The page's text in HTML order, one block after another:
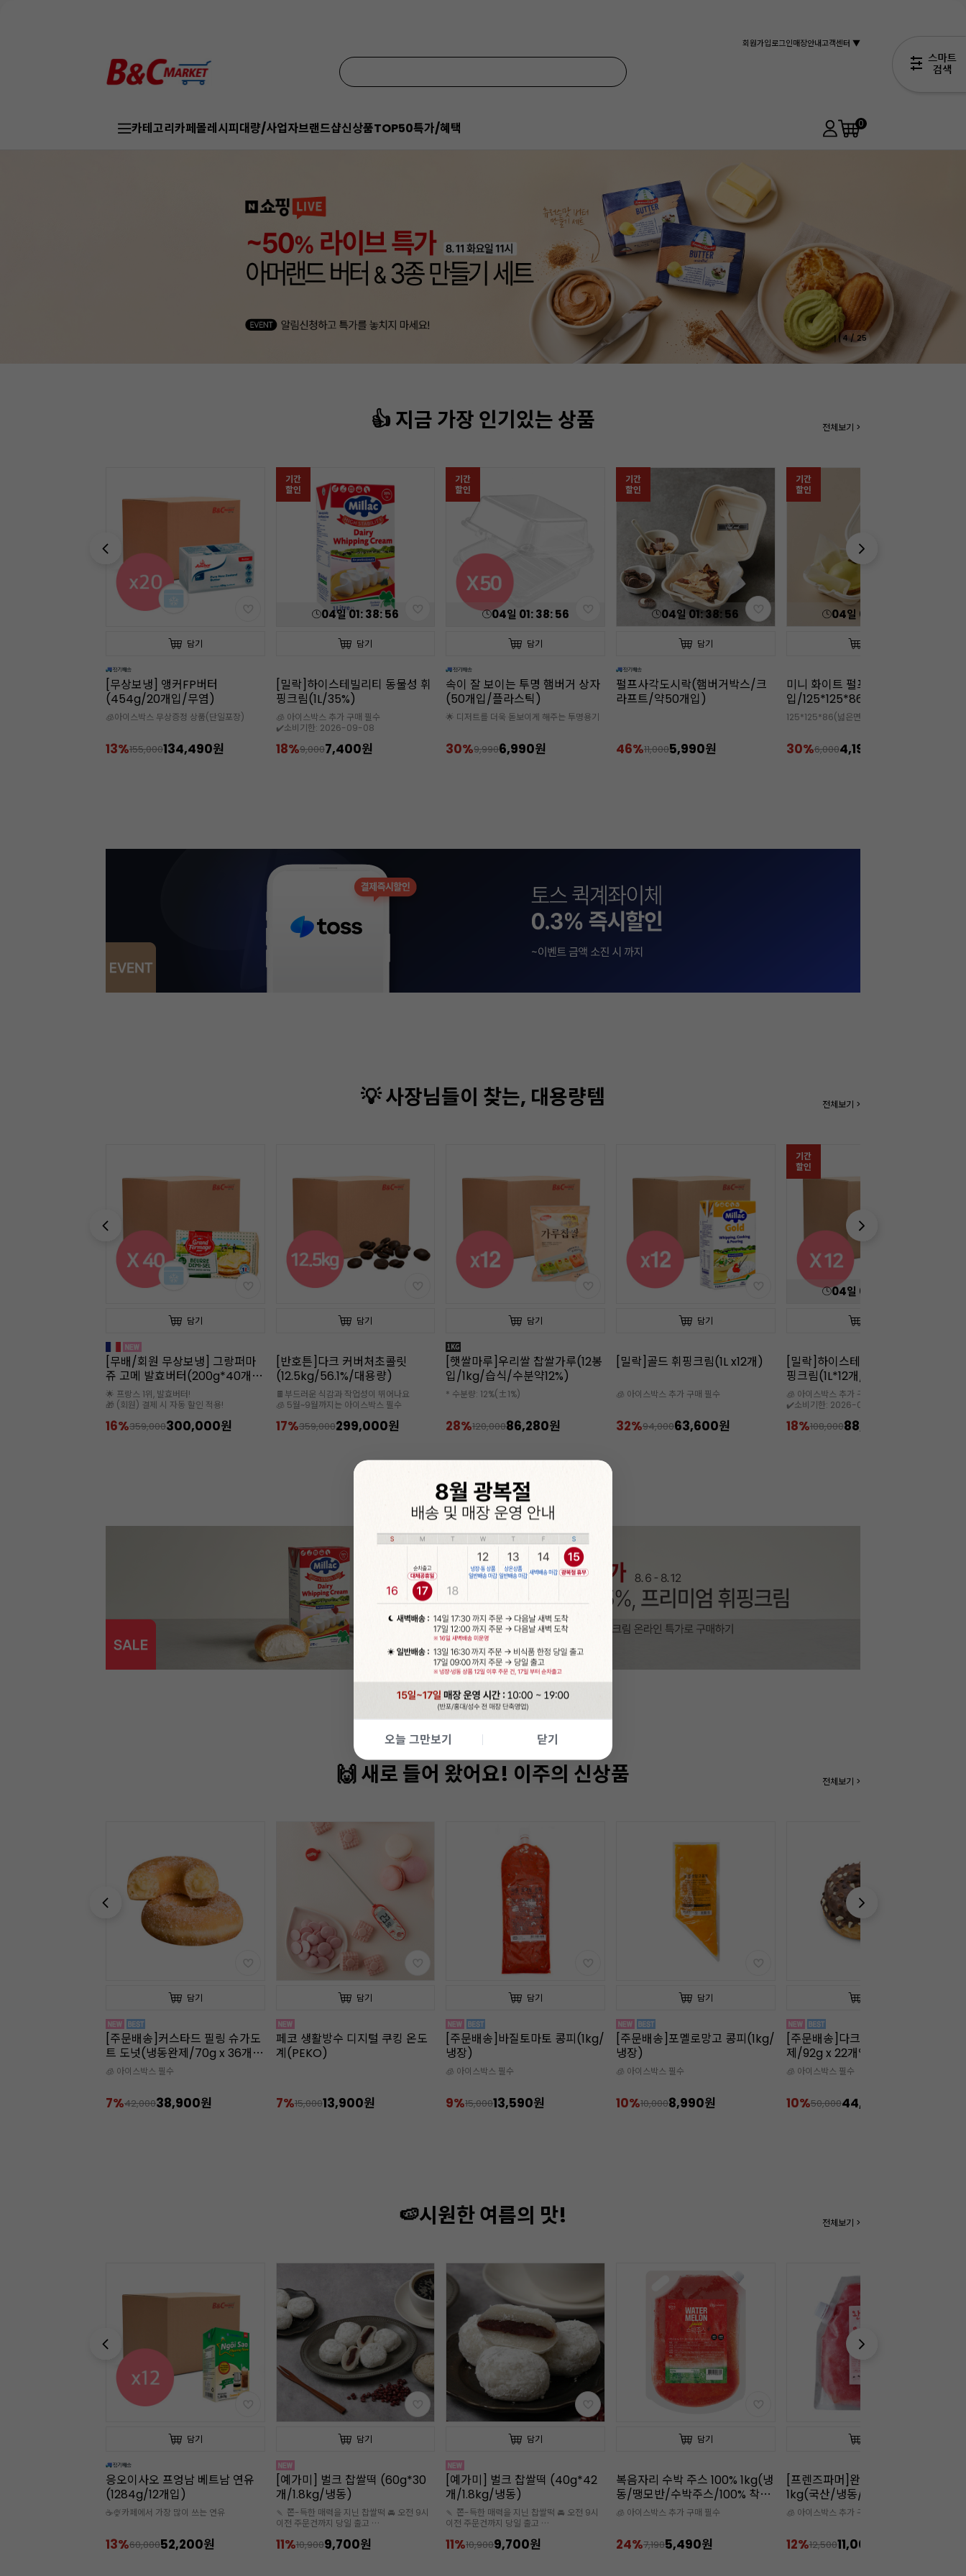
오늘 그만보기 닫기
회원가입로그인매장안내고객센터 ▼
카테고리카페몰레시피대량/사업자브랜드샵신상품TOP50특가/혜택 0
5/25
👍 지금 가장 인기있는 상품 전체보기 >
04
담기
[밀락]하이스테빌리티 동물성 휘
핑크림(1L/35%)
🧊 아이스박스 추가 구매 필수
18%9,0007,400원
기간
할인
04일01:38:54
담기
속이 잘 보이는 투명 햄버거 상자
(50개입/플라스틱)
🌟 디저트를 더욱 돋보이게 해주는 투명용기
30%9,9906,990원
기간
할인
04일01:38:54
담기
펄프사각도시락(햄버거박스/크
라프트/약50개입)
46%11,0005,990원
기간
할인
04일01:38 :54
담기
미니 화이트 펄프 도시락 (50개
입/125*125*86)
30%6,0004,190원
[무배/회원 아이스박스 무료]끼
리 크림치즈(1kgx12개)
🧊 회원 아이스박스 무상 증정 상품
22%299,900234,000원
💡 사장님들이 찾는, 대용량템 전체보기 >
담기
[반호튼]다크 커버처초콜릿
(12.5kg/56.1%/대용량)
🍫부드러운 식감과 작업성이 뛰어나요
🧊 5월~9월까지는 아이스박스 필수
17%359,000299,000원
담기
[햇쌀마루]우리쌀 찹쌀가루(12봉
입/1kg/습식/수분약12%)
* 수분량: 12%(±1%)
28%120,00086,280원
담기
[밀락]골드 휘핑크림(1L x12개)
🧊 아이스박스 추가 구매 필수
32%94,00063,600원
04 :38:53
담기
[밀락]하이스테빌리티 동물성 휘
🧊 아이스박스 추가 구매 필수
18%108,00088,800원
[칼리바우트]2815다크(10kg/벌
크/벨기에)
🧊 5월~9월까지는 아이스박스 필수
11%359,000319,900원
🙌 새로 들어 왔어요! 이주의 신상품 전체보기 >
담기
[주문배송]커스타드 필링 슈가도
트 도넛(냉동완제/70g x 36개
입)
🧊 아이스박스 필수
7%42,00038,900원
담기
페코 생활방수 디지털 쿠킹 온도
계(PEKO)
7%15,00013,900원
담기
[주문배송]바질토마토 콩피(1kg/
냉장)
🧊 아이스박스 필수
9%15,00013,590원
담기
[주문배송]포멜로망고 콩피(1kg/
냉장)
🧊 아이스박스 필수
10%10,0008,990원
[주문배송]다크 크로넛(냉동완
제/92g x 22개입)
🧊 아이스박스 필수
10%50,00044,900원
🍉시원한 여름의 맛! 전체보기 >
담기
응오이사오 프엉남 베트남 연유
(1284g/12개입)
☕🍨카페에서 가장 많이 쓰는 연유
13%60,00052,200원
담기
[예가미] 벌크 찹쌀떡 (60g*30
개/1.8kg/냉동)
🍡 쫀-득한 매력을 지닌 찹쌀떡 🚘 오전 9시
이전 주문건까지 당일 출고
11%10,9009,700원
담기
[예가미] 벌크 찹쌀떡 (40g*42
개/1.8kg/냉동)
🍡 쫀-득한 매력을 지닌 찹쌀떡 🚘 오전 9시
이전 주문건까지 당일 출고
11%10,9009,700원
담기
복음자리 수박 주스 100% 1kg(냉
동/땡모반/수박주스/100% 착
즙)
🧊 아이스박스 추가 구매 필수
24%7,1905,490원
[프렌즈파머]완벽한 수박 100%
1kg(국산/냉동/땡모반/100%착
즙)
🧊 아이스박스 추가 구매 필수
12%12,50011,000원